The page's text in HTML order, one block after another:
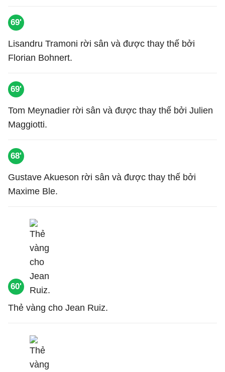
69'
Lisandru Tramoni rời sân và được thay thế bởi
Florian Bohnert.
69'
Tom Meynadier rời sân và được thay thế bởi Julien
Maggiotti.
68'
Gustave Akueson rời sân và được thay thế bởi
Maxime Ble.
60'
Thẻ vàng cho Jean Ruiz.